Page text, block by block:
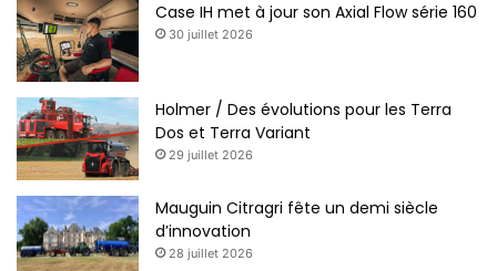
Case IH met à jour son Axial Flow série 160
30 juillet 2026
Holmer / Des évolutions pour les Terra
Dos et Terra Variant
29 juillet 2026
Mauguin Citragri fête un demi siècle
d’innovation
28 juillet 2026